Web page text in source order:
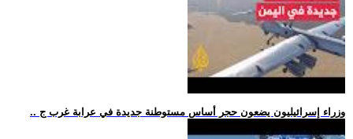
.. وزراء إسرائيليون يضعون حجر أساس مستوطنة جديدة في عرابة غرب ج